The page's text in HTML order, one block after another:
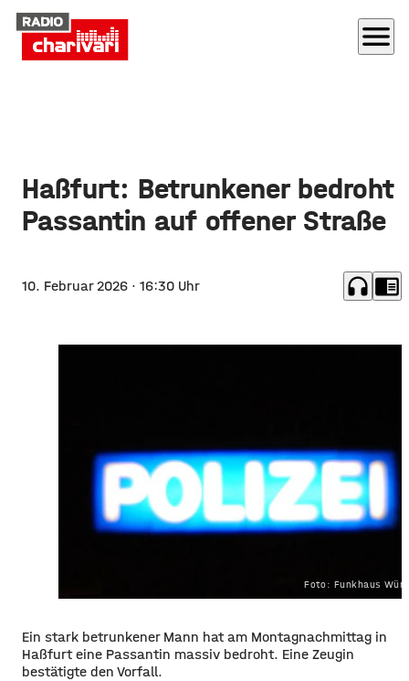
menu
Haßfurt: Betrunkener bedroht
Passantin auf offener Straße
10. Februar 2026 · 16:30 Uhr headphones chrome_reader_mode
Foto: Funkhaus
Ein stark betrunkener Mann hat am Montagnachmittag in
Haßfurt eine Passantin massiv bedroht. Eine Zeugin
bestätigte den Vorfall.